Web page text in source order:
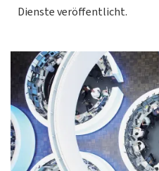
Dienste veröffentlicht.